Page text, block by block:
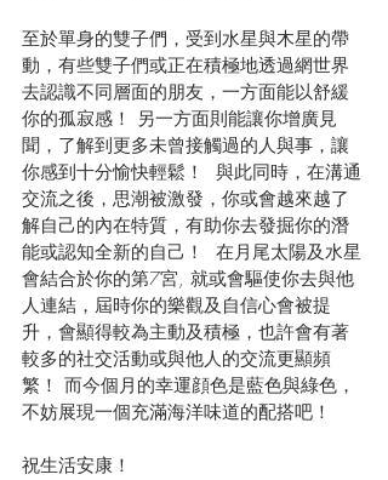
至於單身的雙子們，受到水星與木星的帶
動，有些雙子們或正在積極地透過網世界
去認識不同層面的朋友，一方面能以舒緩
你的孤寂感！ 另一方面則能讓你增廣見
聞，了解到更多未曾接觸過的人與事，讓
你感到十分愉快輕鬆！  與此同時，在溝通
交流之後，思潮被激發，你或會越來越了
解自己的內在特質，有助你去發掘你的潛
能或認知全新的自己！  在月尾太陽及水星
會結合於你的第7宮, 就或會驅使你去與他
人連結，屆時你的樂觀及自信心會被提
升，會顯得較為主動及積極，也許會有著
較多的社交活動或與他人的交流更顯頻
繁！ 而今個月的幸運顔色是藍色與綠色，
不妨展現一個充滿海洋味道的配搭吧！
祝生活安康！